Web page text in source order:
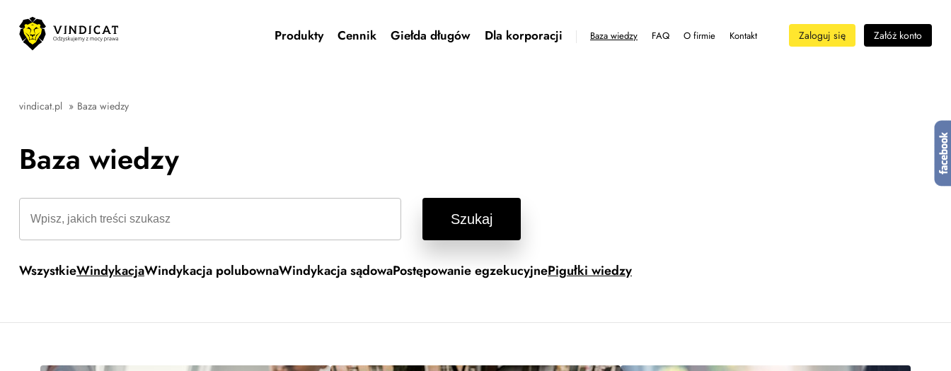
Produkty Cennik Giełda długów Dla korporacji Baza wiedzy FAQ O firmie Kontakt Zaloguj się Załóż konto
vindicat.pl » Baza wiedzy
Baza wiedzy
Szukaj
WszystkieWindykacjaWindykacja polubownaWindykacja sądowaPostępowanie egzekucyjnePigułki wiedzy